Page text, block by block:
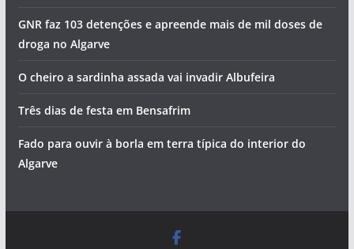
GNR faz 103 detenções e apreende mais de mil doses de
droga no Algarve
O cheiro a sardinha assada vai invadir Albufeira
Três dias de festa em Bensafrim
Fado para ouvir à borla em terra típica do interior do
Algarve